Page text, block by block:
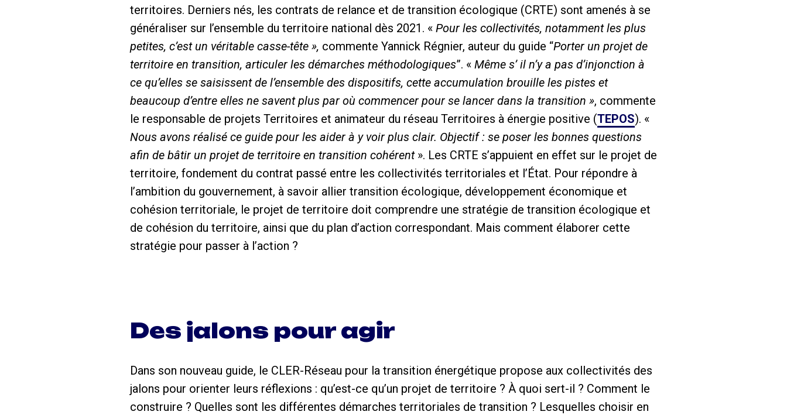
territoires. Derniers nés, les contrats de relance et de transition écologique (CRTE) sont amenés à se
généraliser sur l’ensemble du territoire national dès 2021. « Pour les collectivités, notamment les plus
petites, c’est un véritable casse-tête », commente Yannick Régnier, auteur du guide “Porter un projet de
territoire en transition, articuler les démarches méthodologiques”. « Même s’ il n’y a pas d’injonction à
ce qu’elles se saisissent de l’ensemble des dispositifs, cette accumulation brouille les pistes et
beaucoup d’entre elles ne savent plus par où commencer pour se lancer dans la transition », commente
le responsable de projets Territoires et animateur du réseau Territoires à énergie positive (TEPOS). «
Nous avons réalisé ce guide pour les aider à y voir plus clair. Objectif : se poser les bonnes questions
afin de bâtir un projet de territoire en transition cohérent». Les CRTE s’appuient en effet sur le projet de
territoire, fondement du contrat passé entre les collectivités territoriales et l’État. Pour répondre à
l’ambition du gouvernement, à savoir allier transition écologique, développement économique et
cohésion territoriale, le projet de territoire doit comprendre une stratégie de transition écologique et
de cohésion du territoire, ainsi que du plan d’action correspondant. Mais comment élaborer cette
stratégie pour passer à l’action ?
Des jalons pour agir
Dans son nouveau guide, le CLER-Réseau pour la transition énergétique propose aux collectivités des
jalons pour orienter leurs réflexions : qu’est-ce qu’un projet de territoire ? À quoi sert-il ? Comment le
construire ? Quelles sont les différentes démarches territoriales de transition ? Lesquelles choisir en